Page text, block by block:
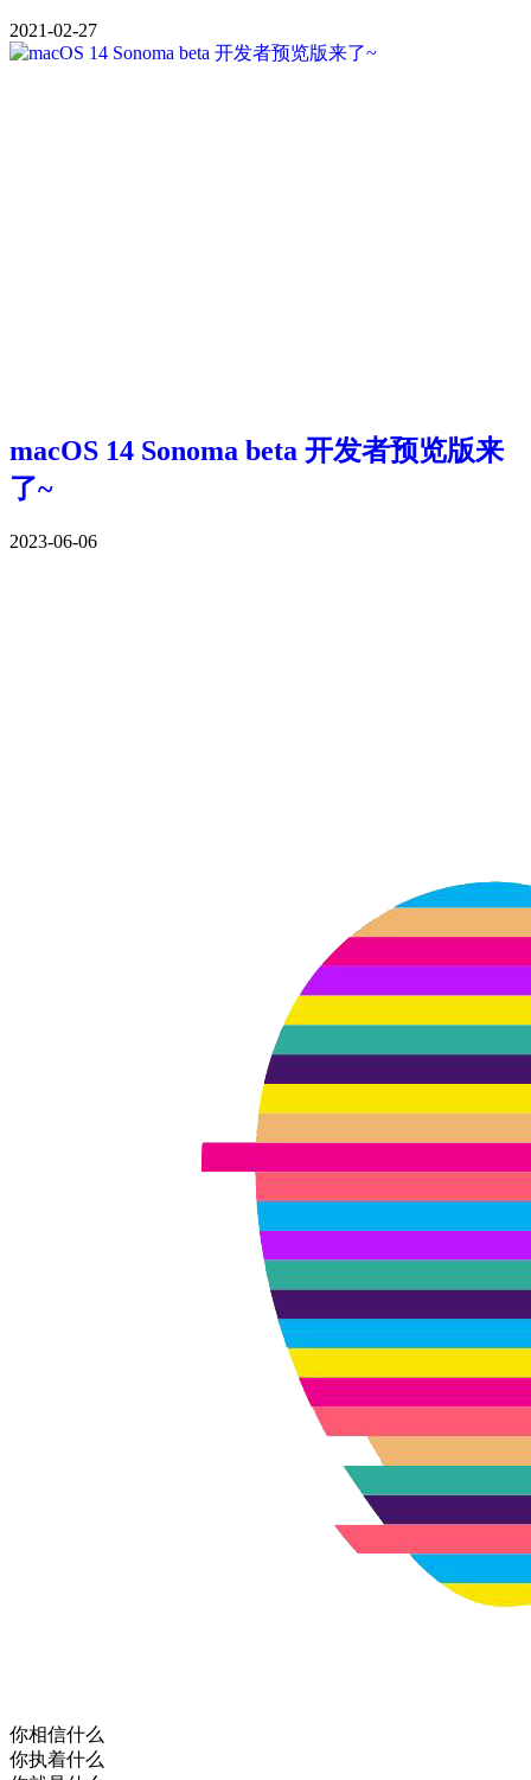
2021-02-27
macOS 14 Sonoma beta 开发者预览版来
了~
2023-06-06
你相信什么
你执着什么